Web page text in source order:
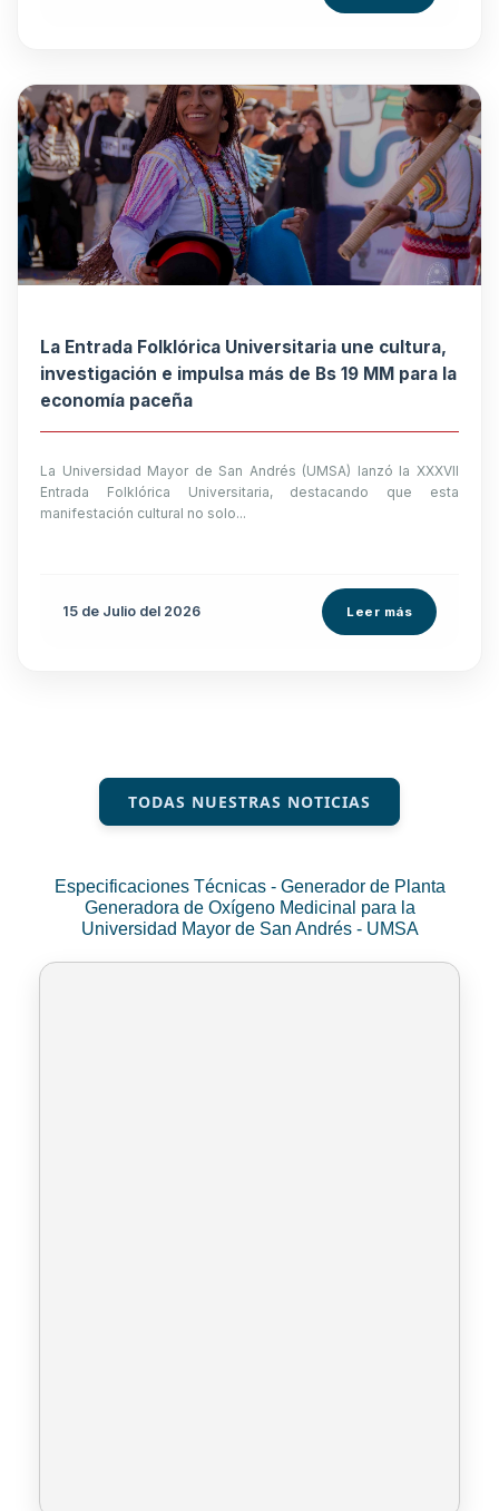
La Entrada Folklórica Universitaria une cultura,
investigación e impulsa más de Bs 19 MM para la
economía paceña
La Universidad Mayor de San Andrés (UMSA) lanzó la XXXVII
Entrada Folklórica Universitaria, destacando que esta
manifestación cultural no solo...
15 de Julio del 2026 Leer más
TODAS NUESTRAS NOTICIAS
Especificaciones Técnicas - Generador de Planta
Generadora de Oxígeno Medicinal para la
Universidad Mayor de San Andrés - UMSA